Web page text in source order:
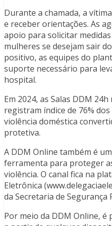
Durante a chamada, a
e receber orientações. As
apoio para solicitar
mulheres se desejam sair
positivo, as equipes do
suporte necessário para
hospital.
Em 2024, as Salas DDM
registram índice de 76%
violência doméstica
protetiva.
A DDM Online também é
ferramenta para proteger
violência. O canal fica na
Eletrônica
da Secretaria de Segurança
Por meio da DDM Online,